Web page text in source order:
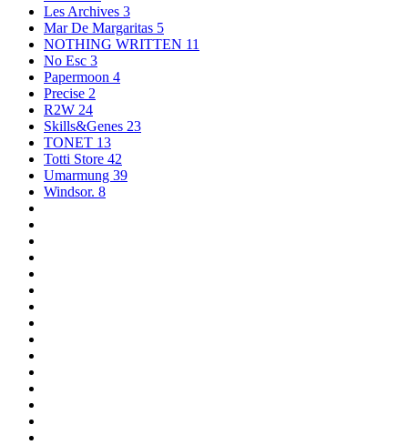
Les Archives 3
Mar De Margaritas 5
NOTHING WRITTEN 11
No Esc 3
Papermoon 4
Precise 2
R2W 24
Skills&Genes 23
TONET 13
Totti Store 42
Umarmung 39
Windsor. 8